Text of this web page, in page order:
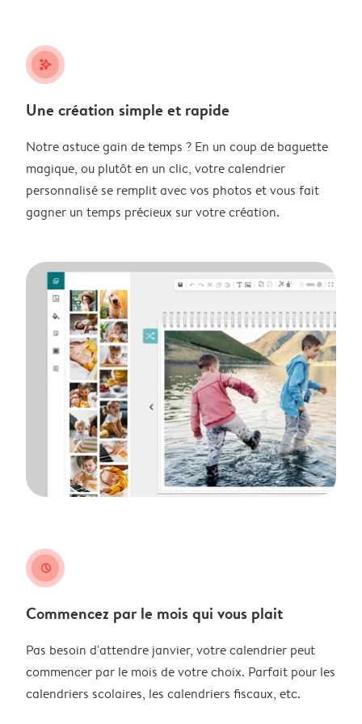
stars_plus
Une création simple et rapide
Notre astuce gain de temps ? En un coup de baguette
magique, ou plutôt en un clic, votre calendrier
personnalisé se remplit avec vos photos et vous fait
gagner un temps précieux sur votre création.
clock
Commencez par le mois qui vous plait
Pas besoin d'attendre janvier, votre calendrier peut
commencer par le mois de votre choix. Parfait pour les
calendriers scolaires, les calendriers fiscaux, etc.